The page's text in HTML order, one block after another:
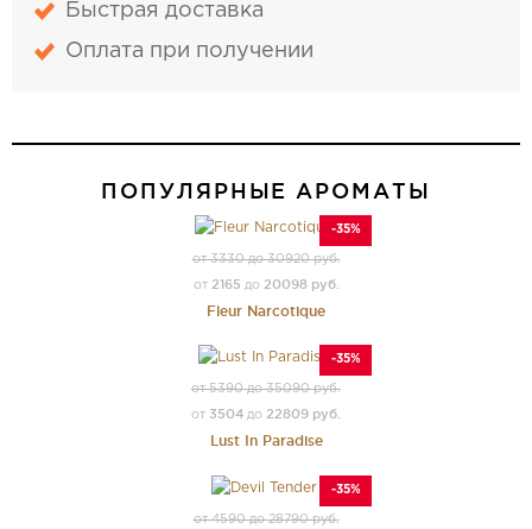
Быстрая доставка
Оплата при получении
ПОПУЛЯРНЫЕ АРОМАТЫ
-35%
от 3330 до 30920 руб.
от 2165 до 20098 руб.
Fleur Narcotique
-35%
от 5390 до 35090 руб.
от 3504 до 22809 руб.
Lust In Paradise
-35%
от 4590 до 28790 руб.